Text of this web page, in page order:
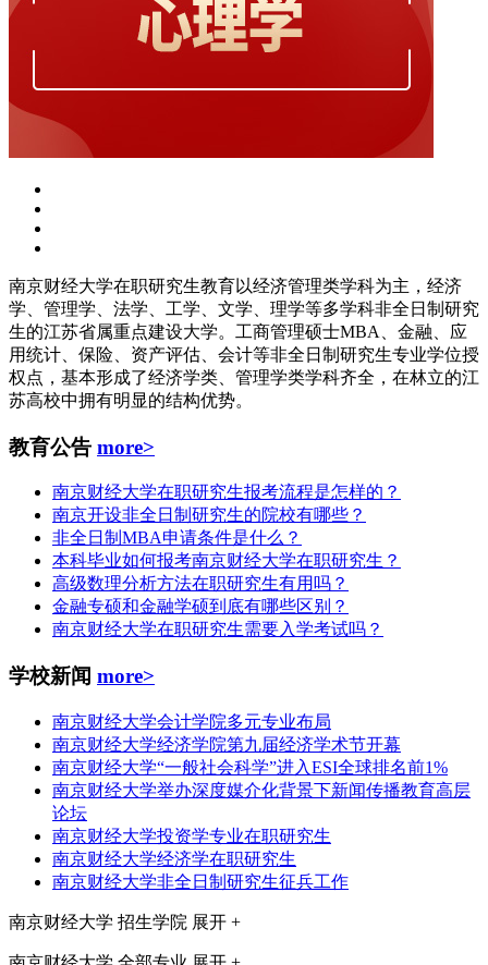
南京财经大学在职研究生教育以经济管理类学科为主，经济
学、管理学、法学、工学、文学、理学等多学科非全日制研究
生的江苏省属重点建设大学。工商管理硕士MBA、金融、应
用统计、保险、资产评估、会计等非全日制研究生专业学位授
权点，基本形成了经济学类、管理学类学科齐全，在林立的江
苏高校中拥有明显的结构优势。
教育公告 more>
南京财经大学在职研究生报考流程是怎样的？
南京开设非全日制研究生的院校有哪些？
非全日制MBA申请条件是什么？
本科毕业如何报考南京财经大学在职研究生？
高级数理分析方法在职研究生有用吗？
金融专硕和金融学硕到底有哪些区别？
南京财经大学在职研究生需要入学考试吗？
学校新闻 more>
南京财经大学会计学院多元专业布局
南京财经大学经济学院第九届经济学术节开幕
南京财经大学“一般社会科学”进入ESI全球排名前1%
南京财经大学举办深度媒介化背景下新闻传播教育高层
论坛
南京财经大学投资学专业在职研究生
南京财经大学经济学在职研究生
南京财经大学非全日制研究生征兵工作
南京财经大学 招生学院 展开 +